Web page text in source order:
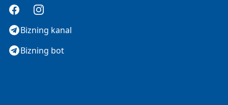
FacebookInstagram
Bizning kanal
Bizning bot